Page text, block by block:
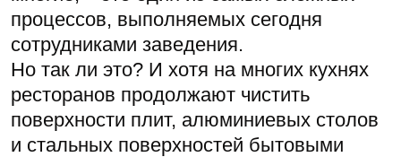
процессов, выполняемых сегодня
сотрудниками заведения.
Но так ли это? И хотя на многих кухнях
ресторанов продолжают чистить
поверхности плит, алюминиевых столов
и стальных поверхностей бытовыми